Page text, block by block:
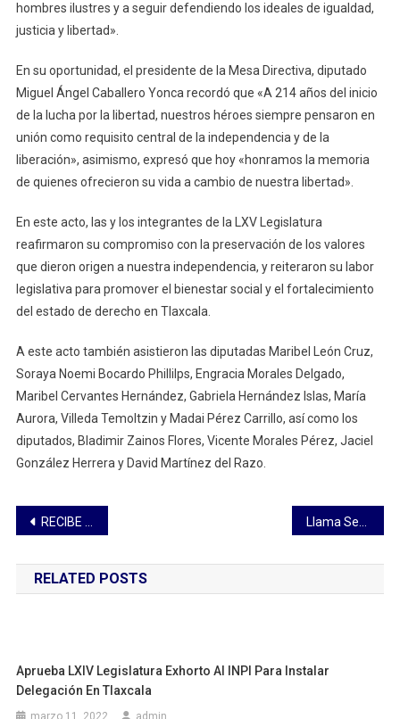
hombres ilustres y a seguir defendiendo los ideales de igualdad,
justicia y libertad».
En su oportunidad, el presidente de la Mesa Directiva, diputado
Miguel Ángel Caballero Yonca recordó que «A 214 años del inicio
de la lucha por la libertad, nuestros héroes siempre pensaron en
unión como requisito central de la independencia y de la
liberación», asimismo, expresó que hoy «honramos la memoria
de quienes ofrecieron su vida a cambio de nuestra libertad».
En este acto, las y los integrantes de la LXV Legislatura
reafirmaron su compromiso con la preservación de los valores
que dieron origen a nuestra independencia, y reiteraron su labor
legislativa para promover el bienestar social y el fortalecimiento
del estado de derecho en Tlaxcala.
A este acto también asistieron las diputadas Maribel León Cruz,
Soraya Noemi Bocardo Phillilps, Engracia Morales Delgado,
Maribel Cervantes Hernández, Gabriela Hernández Islas, María
Aurora, Villeda Temoltzin y Madai Pérez Carrillo, así como los
diputados, Bladimir Zainos Flores, Vicente Morales Pérez, Jaciel
González Herrera y David Martínez del Razo.
Navegación
de
entradas
RECIBE JAVIER RIVERA EL FUEGO SIMBÓLICO DE LA INDEPENDENCIA Llama Sergio Salomón a la unidad para seguir construyendo el futuro
RELATED POSTS
Aprueba LXIV Legislatura Exhorto Al INPI Para Instalar
Delegación En Tlaxcala